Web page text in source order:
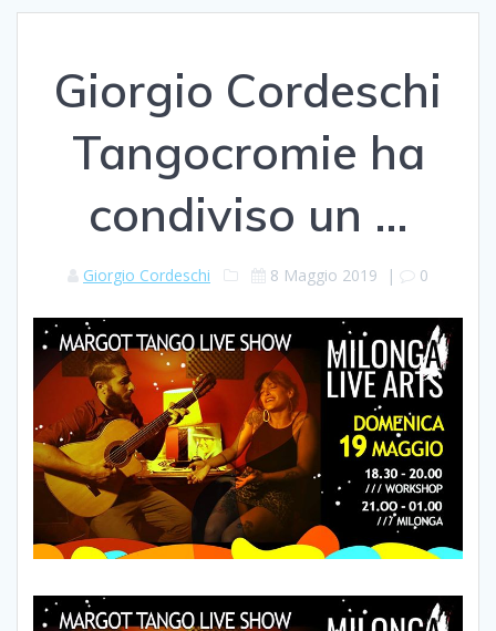
Giorgio Cordeschi
Tangocromie ha
condiviso un …
Giorgio Cordeschi 8 Maggio 2019 | 0